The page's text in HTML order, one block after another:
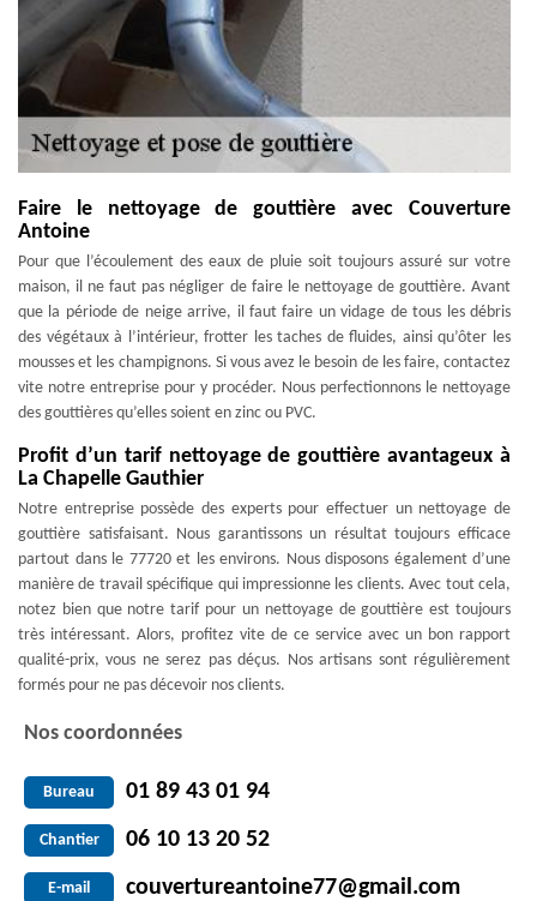
Faire le nettoyage de gouttière avec Couverture
Antoine
Pour que l’écoulement des eaux de pluie soit toujours assuré sur votre
maison, il ne faut pas négliger de faire le nettoyage de gouttière. Avant
que la période de neige arrive, il faut faire un vidage de tous les débris
des végétaux à l’intérieur, frotter les taches de fluides, ainsi qu’ôter les
mousses et les champignons. Si vous avez le besoin de les faire, contactez
vite notre entreprise pour y procéder. Nous perfectionnons le nettoyage
des gouttières qu’elles soient en zinc ou PVC.
Profit d’un tarif nettoyage de gouttière avantageux à
La Chapelle Gauthier
Notre entreprise possède des experts pour effectuer un nettoyage de
gouttière satisfaisant. Nous garantissons un résultat toujours efficace
partout dans le 77720 et les environs. Nous disposons également d’une
manière de travail spécifique qui impressionne les clients. Avec tout cela,
notez bien que notre tarif pour un nettoyage de gouttière est toujours
très intéressant. Alors, profitez vite de ce service avec un bon rapport
qualité-prix, vous ne serez pas déçus. Nos artisans sont régulièrement
formés pour ne pas décevoir nos clients.
Nos coordonnées
Bureau 01 89 43 01 94
Chantier 06 10 13 20 52
E-mail couvertureantoine77@gmail.com